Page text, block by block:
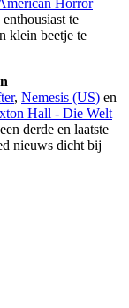
te
klein beetje te
, Nemesis (US) en
Hall - Die Welt
derde en laatste
nieuws dicht bij